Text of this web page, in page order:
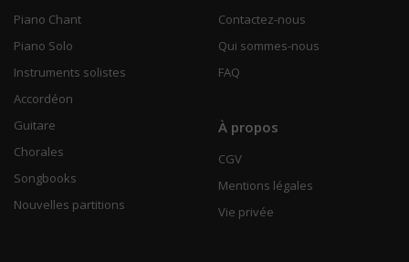
Piano Chant
Piano Solo
Instruments solistes
Accordéon
Guitare
Chorales
Songbooks
Nouvelles partitions
Contactez-nous
Qui sommes-nous
FAQ
À propos
CGV
Mentions légales
Vie privée